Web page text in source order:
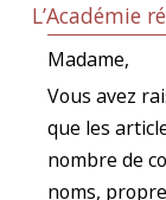
L’Académie
Madame,
Vous avez
que les
nombre de
noms,